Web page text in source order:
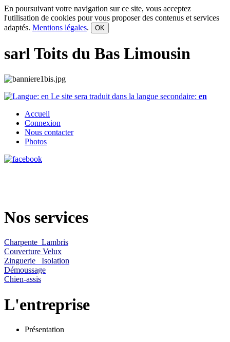
En poursuivant votre navigation sur ce site, vous acceptez
l'utilisation de cookies pour vous proposer des contenus et services
adaptés. Mentions légales. OK
sarl Toits du Bas Limousin
Le site sera traduit dans la langue secondaire: en
Accueil
Connexion
Nous contacter
Photos
Nos services
Charpente Lambris
Couverture Velux
Zinguerie Isolation
Démoussage
Chien-assis
L'entreprise
Présentation